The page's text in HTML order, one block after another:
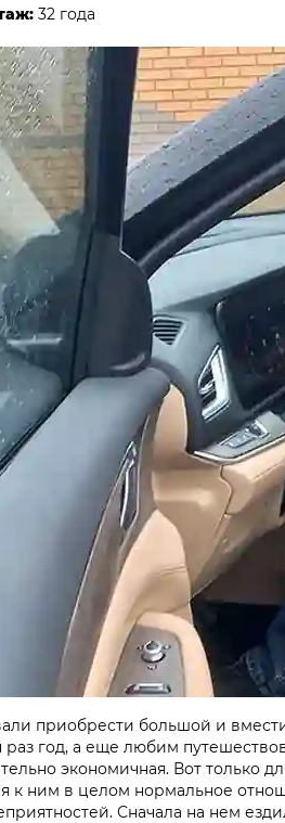
32 года
приобрести большой и
год, а еще любим
экономичная. Вот только
к ним в целом нормальное
Сначала на нем